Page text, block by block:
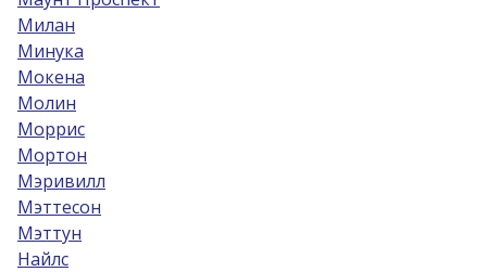
Милан
Минука
Мокена
Молин
Моррис
Мортон
Мэривилл
Мэттесон
Мэттун
Найлс